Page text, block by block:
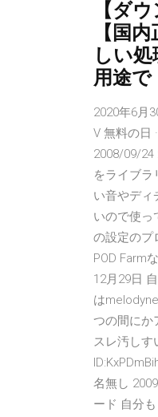
【ダ
【国
しい
用途で
2020年6月
V 無料の日
2008/09/24
をライブ
い音やディ
いので使っ
の設定のプ
POD Farm
12月29日
は
つの間にか
スレ汚しす
名無し
ード 自分